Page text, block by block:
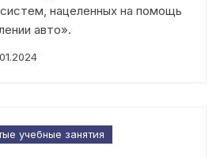
нацеленных на помощь
авто».
учебные занятия